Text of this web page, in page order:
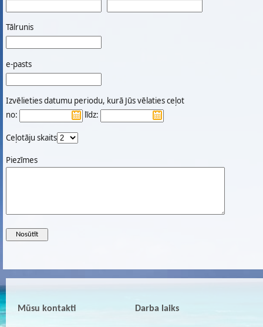
Tālrunis
e-pasts
Izvēlieties datumu periodu, kurā Jūs vēlaties ceļot
no:
līdz:
Ceļotāju skaits
Piezīmes
Mūsu kontakti Darba laiks